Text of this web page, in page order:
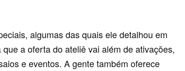
algumas das quais ele detalhou em
a oferta do ateliê vai além de ativações,
e eventos. A gente também oferece